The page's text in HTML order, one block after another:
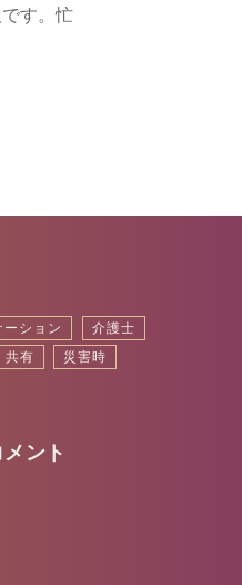
す。忙
ーション
介護士
共有 災害時
ント